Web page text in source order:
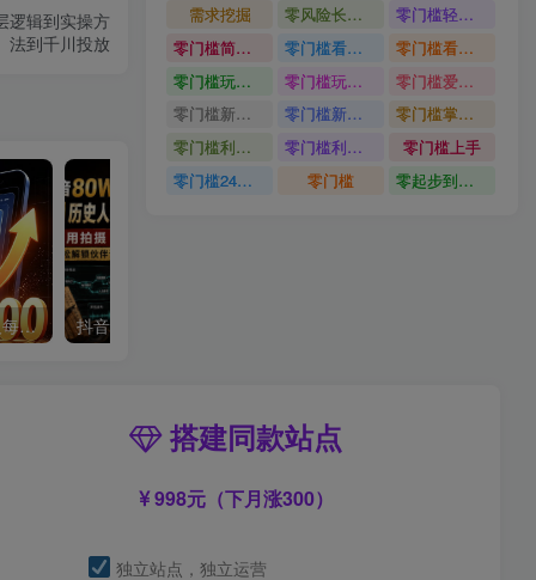
逻辑到实操方
法到千川投放
单身小众交友赛道，一个人每天轻松到手1000+，落地快、见效稳【揭秘】
需求挖掘
零风险长期做
零门槛轻资产创业
零门槛简单易上手
零门槛看完就能上手只需一部手机轻松日收30
零门槛看完就能上手
零门槛玩转伙伴计划与精选独家单日稳定收益1k
零门槛玩转伙伴计划与精选独家
零门槛爱奇艺变现冷门赛道
零门槛新手快速入门闲鱼电商日赚百元新手必看教程
零门槛新手快速入门闲鱼电商日赚百元
零门槛掌握汽车赛道变现玩法
零门槛利用AI只需几分钟轻松做出带货短视频
零门槛利用AI
零门槛上手
零门槛24小时无人值守被动创收项目
零门槛 零起步到独立实操
搭建同款站点
998元（下月涨300）
独立站点，独立运营